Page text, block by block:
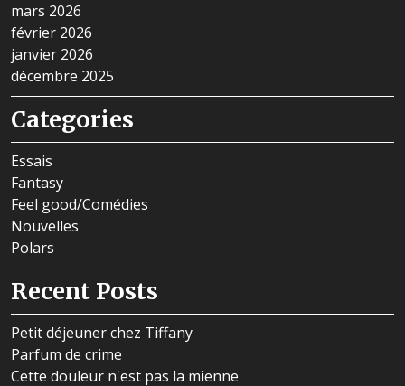
mars 2026
février 2026
janvier 2026
décembre 2025
Categories
Essais
Fantasy
Feel good/Comédies
Nouvelles
Polars
Recent Posts
Petit déjeuner chez Tiffany
Parfum de crime
Cette douleur n'est pas la mienne